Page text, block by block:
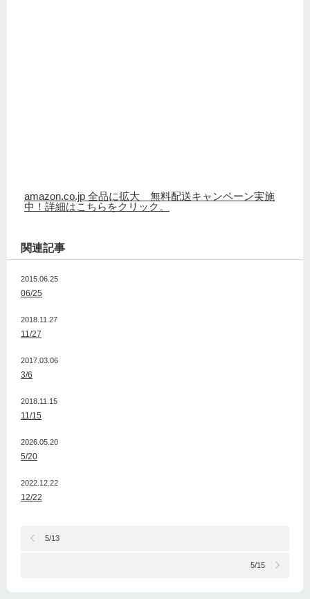
amazon.co.jp 全品に拡大 無料配送キャンペーン実施
中！詳細はこちらをクリック。
関連記事
2015.06.25
06/25
2018.11.27
11/27
2017.03.06
3/6
2018.11.15
11/15
2026.05.20
5/20
2022.12.22
12/22
5/13
5/15